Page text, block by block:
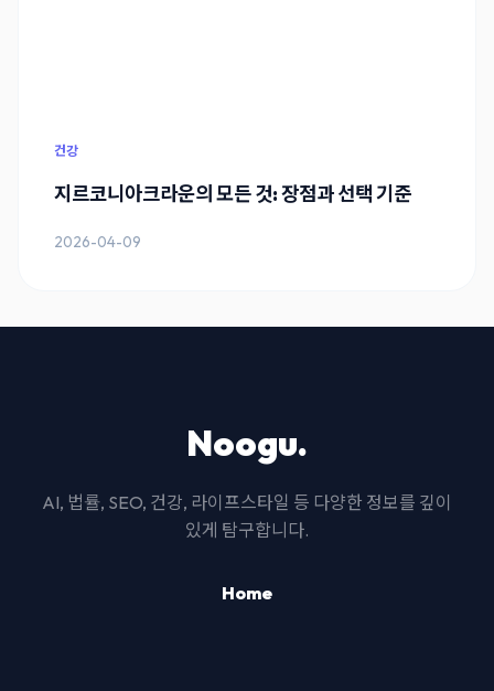
건강
지르코니아크라운의 모든 것: 장점과 선택 기준
2026-04-09
Noogu.
AI, 법률, SEO, 건강, 라이프스타일 등 다양한 정보를 깊이
있게 탐구합니다.
Home